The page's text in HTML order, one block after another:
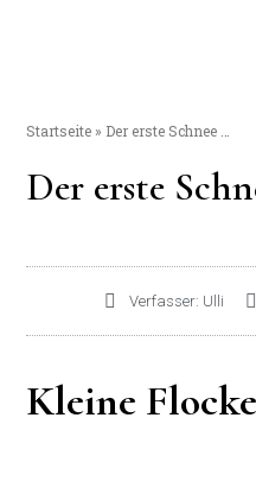
Startseite » Der erste Schnee …
Der erste
Verfasser: Ulli
Kleine